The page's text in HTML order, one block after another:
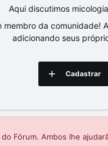
Aqui discutimos
membro da
adicionando seus
Cadastrar
do Fórum. Ambos lhe